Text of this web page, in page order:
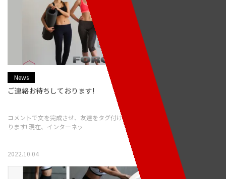
News
ご連絡お待ちしております!
コメントで文を完成させ、友達をタグ付けしてください! ご連絡お待ちしてお
ります! 現在、インターネッ
2022.10.04